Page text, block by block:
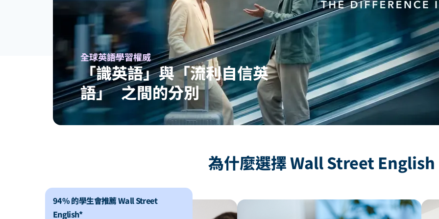
全球英語學習權威
「識英語」與「流利自信英
語」 之間的分別
為什麼選擇 Wall Street English
94% 的學生會推薦 Wall Street
English*